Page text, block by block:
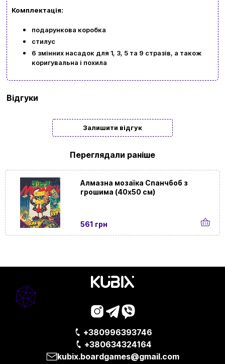
Комплектація:
подарункова коробка
стилус
6 змінних насадок для 1, 3, 5 та 9 стразів, а також
коригувальна і похила
Подарункові
Так
Відгуки
Залишити відгук
Переглядали раніше
Алмазна мозаїка Спанчбоб з
грошима (40х50 см)
561 грн
+380996393746
+380634324164
kubix.boardgames@gmail.com